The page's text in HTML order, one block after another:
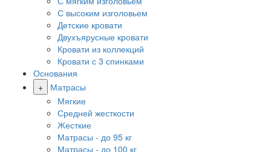
С высоким изголовьем
Детские кровати
Двухъярусные кровати
Кровати из коллекций
Кровати с 3 спинками
Основания
+
Матрасы
Мягкие
Средней жесткости
Жесткие
Матрасы - до 95 кг
Матрасы - до 100 кг